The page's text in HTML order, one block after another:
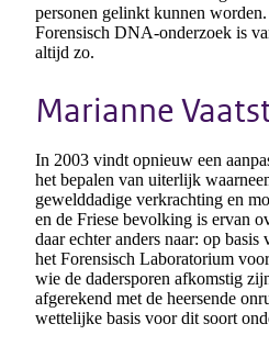
personen gelinkt kunnen
Forensisch DNA-onderzoek is
altijd zo.
Marianne
In 2003 vindt opnieuw een
het bepalen van uiterlijk
gewelddadige verkrachting en
en de Friese bevolking is ervan
daar echter anders naar: op
het Forensisch Laboratorium
wie de dadersporen afkomstig
afgerekend met de heersende
wettelijke basis voor dit soort